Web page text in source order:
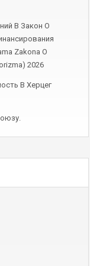
В Закон О
Zakona O
2026
В Херцег